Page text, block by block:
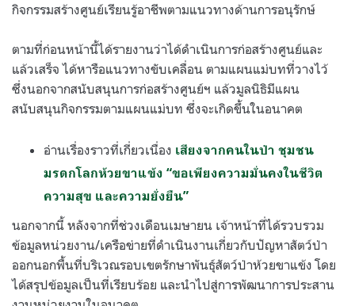
กิจกรรมสร้างศูนย์เรียนรู้อาชีพตามแนวทางด้านการอนุรักษ์
ตามที่ก่อนหน้านี้ได้รายงานว่าได้ดำเนินการก่อสร้างศูนย์และ
แล้วเสร็จ ได้หารือแนวทางขับเคลื่อน ตามแผนแม่บทที่วางไว้
ซึ่งนอกจากสนับสนุนการก่อสร้างศูนย์ฯ แล้วมูลนิธิมีแผน
สนับสนุนกิจกรรมตามแผนแม่บท ซึ่งจะเกิดขึ้นในอนาคต
อ่านเรื่องราวที่เกี่ยวเนื่อง เสียงจากคนในป่า ชุมชน
มรดกโลกห้วยขาแข้ง “ขอเพียงความมั่นคงในชีวิต
ความสุข และความยั่งยืน”
นอกจากนี้ หลังจากที่ช่วงเดือนเมษายน เจ้าหน้าที่ได้รวบรวม
ข้อมูลหน่วยงาน/เครือข่ายที่ดำเนินงานเกี่ยวกับปัญหาสัตว์ป่า
ออกนอกพื้นที่บริเวณรอบเขตรักษาพันธุ์สัตว์ป่าห้วยขาแข้ง โดย
ได้สรุปข้อมูลเป็นที่เรียบร้อย และนำไปสู่การพัฒนาการประสาน